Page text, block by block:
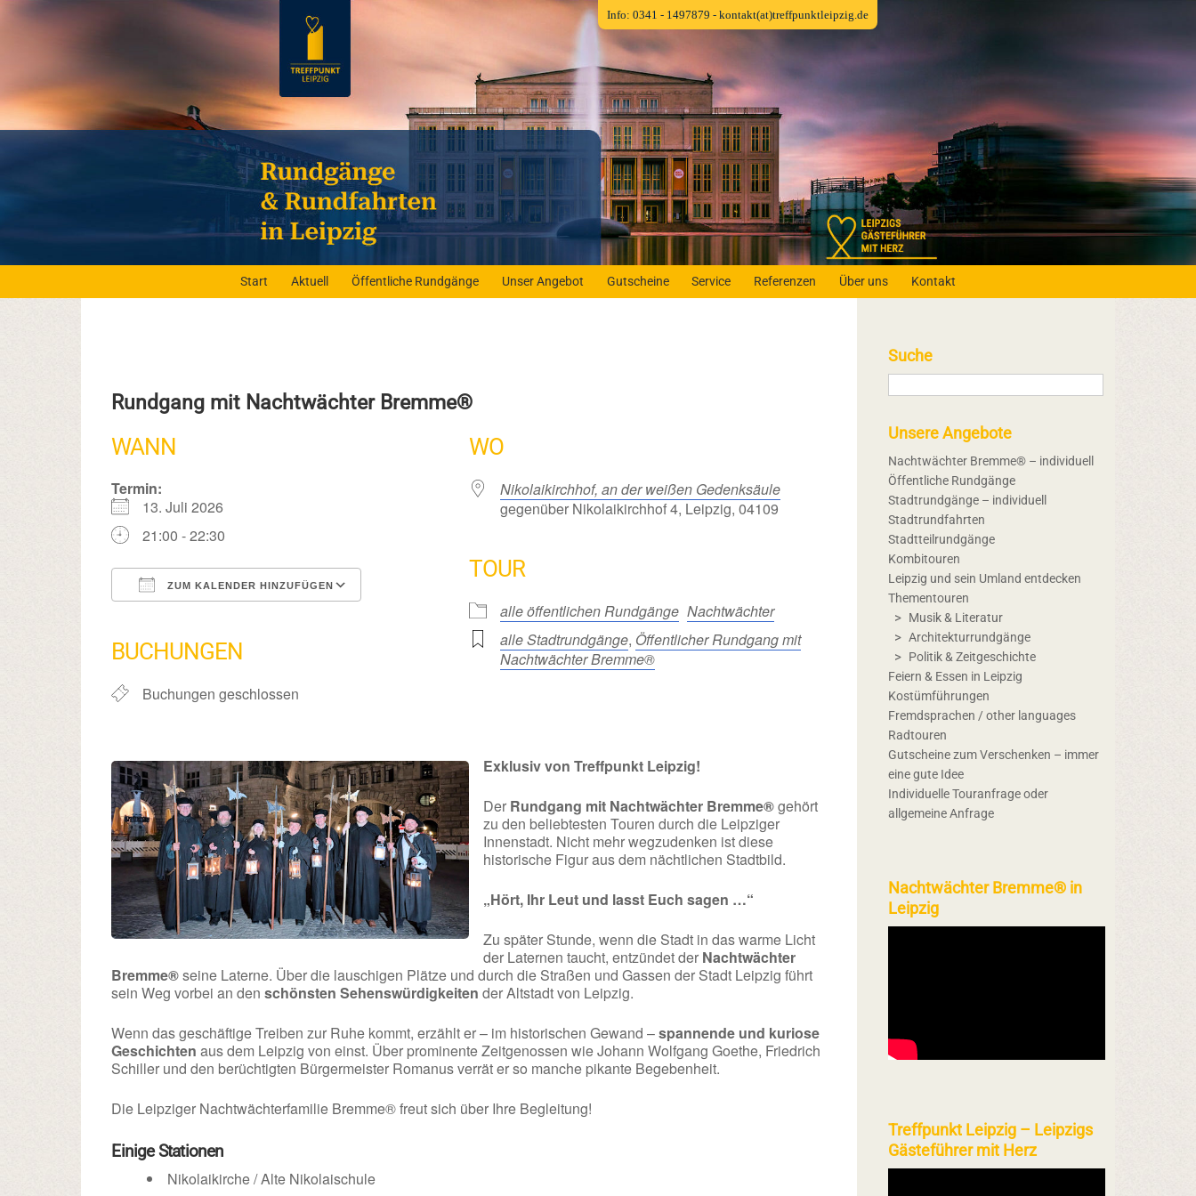
Start Aktuell Öffentliche Rundgänge Unser Angebot Gutscheine Service Referenzen Über uns Kontakt
Rundgang mit Nachtwächter Bremme®
WANN
Termin:
13. Juli 2026
21:00 - 22:30
ZUM KALENDER HINZUFÜGEN
BUCHUNGEN
Buchungen geschlossen
WO
Nikolaikirchhof, an der weißen Gedenksäule
gegenüber Nikolaikirchhof 4, Leipzig, 04109
TOUR
alle öffentlichen Rundgänge Nachtwächter
alle Stadtrundgänge, Öffentlicher Rundgang mit
Nachtwächter Bremme®
Exklusiv von Treffpunkt Leipzig!
Der Rundgang mit Nachtwächter Bremme®gehört
zu den beliebtesten Touren durch die Leipziger
Innenstadt. Nicht mehr wegzudenken ist diese
historische Figur aus dem nächtlichen Stadtbild.
„Hört, Ihr Leut und lasst Euch sagen …“
Zu später Stunde, wenn die Stadt in das warme Licht
der Laternen taucht, entzündet der Nachtwächter
Bremme®seine Laterne. Über die lauschigen Plätze und durch die Straßen und Gassen der Stadt Leipzig führt
sein Weg vorbei an denschönsten Sehenswürdigkeiten der Altstadt von Leipzig.
Wenn das geschäftige Treiben zur Ruhe kommt, erzählt er – im historischen Gewand –spannende und kuriose
Geschichten aus dem Leipzig von einst. Über prominente Zeitgenossen wie Johann Wolfgang Goethe, Friedrich
Schiller und den berüchtigten Bürgermeister Romanus verrät er so manche pikante Begebenheit.
Die Leipziger Nachtwächterfamilie Bremme® freut sich über Ihre Begleitung!
Einige Stationen
Nikolaikirche / Alte Nikolaischule
Suche
Unsere Angebote
Nachtwächter Bremme® – individuell
Öffentliche Rundgänge
Stadtrundgänge – individuell
Stadtrundfahrten
Stadtteilrundgänge
Kombitouren
Leipzig und sein Umland entdecken
Thementouren
Musik & Literatur
Architekturrundgänge
Politik & Zeitgeschichte
Feiern & Essen in Leipzig
Kostümführungen
Fremdsprachen / other languages
Radtouren
Gutscheine zum Verschenken – immer
eine gute Idee
Individuelle Touranfrage oder
allgemeine Anfrage
Nachtwächter Bremme® in
Leipzig
Treffpunkt Leipzig – Leipzigs
Gästeführer mit Herz
Info: 0341 - 1497879 - kontakt(at)treffpunktleipzig.de